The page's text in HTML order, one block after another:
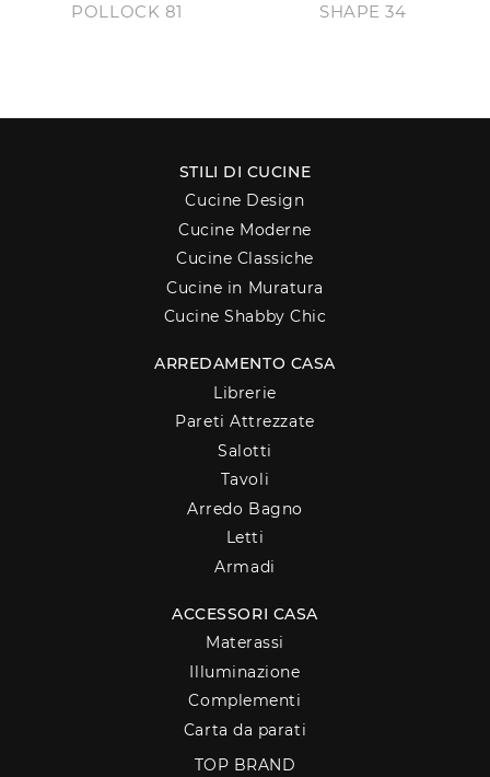
POLLOCK 81 SHAPE 34
STILI DI CUCINE
Cucine Design
Cucine Moderne
Cucine Classiche
Cucine in Muratura
Cucine Shabby Chic
ARREDAMENTO CASA
Librerie
Pareti Attrezzate
Salotti
Tavoli
Arredo Bagno
Letti
Armadi
ACCESSORI CASA
Materassi
Illuminazione
Complementi
Carta da parati
TOP BRAND